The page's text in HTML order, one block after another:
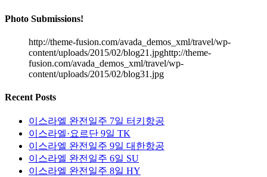
Photo Submissions!
http://theme-fusion.com/avada_demos_xml/travel/wp-
content/uploads/2015/02/blog21.jpghttp://theme-
fusion.com/avada_demos_xml/travel/wp-
content/uploads/2015/02/blog31.jpg
Recent Posts
이스라엘 완전일주 7일 터키항공
이스라엘·요르단 9일 TK
이스라엘 완전일주 9일 대한항공
이스라엘 완전일주 6일 SU
이스라엘 완전일주 8일 HY